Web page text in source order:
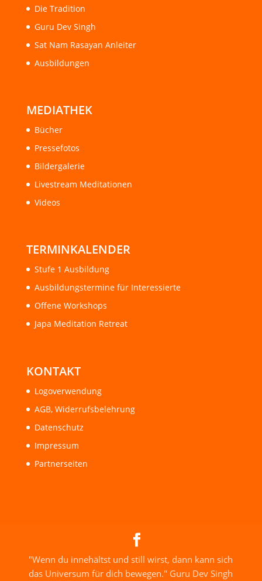
Die Tradition
Guru Dev Singh
Sat Nam Rasayan Anleiter
Ausbildungen
MEDIATHEK
Bücher
Pressefotos
Bildergalerie
Livestream Meditationen
Videos
TERMINKALENDER
Stufe 1 Ausbildung
Ausbildungstermine für Interessierte
Offene Workshops
Japa Meditation Retreat
KONTAKT
Logoverwendung
AGB, Widerrufsbelehrung
Datenschutz
Impressum
Partnerseiten
"Wenn du innehältst und still wirst, dann kann sich
das Universum für dich bewegen." Guru Dev Singh